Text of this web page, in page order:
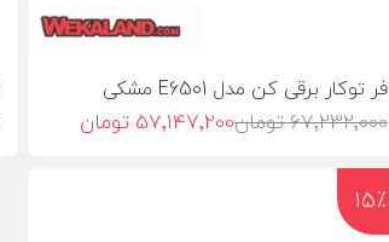
فر توکار برقی کن مدل E6501 مشکی
67٬232٬000 تومان 57٬147٬200 تومان
15٪